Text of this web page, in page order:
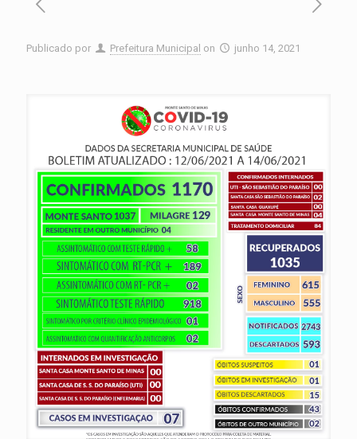
Publicado por Prefeitura Municipal on junho 14, 2021